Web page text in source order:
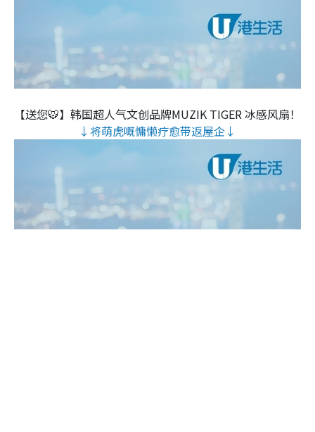
【送您🐯】韩国超人气文创品牌MUZIK TIGER 冰感风扇！
↓将萌虎嘅慵懒疗愈带返屋企↓